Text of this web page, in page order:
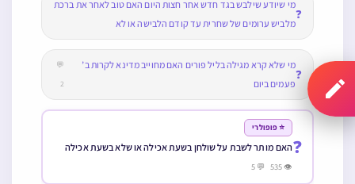
❓
מי שיודע שילבש בגד חדש אחר חצות היום האם טוב לאחר את ברכת
מלביש ערומים של שחרית עד קודם הלבישה או לא
❓
מי שלא קרא מגילה בליל פורים האם מחוייב מדינא לקרות ב’
פעמים ביום
💬
2
❓
⭐ פופולרי
האם מותר לשבת על שולחן בשעת אכילה או שלא בשעת אכילה
👁 535 💬 5